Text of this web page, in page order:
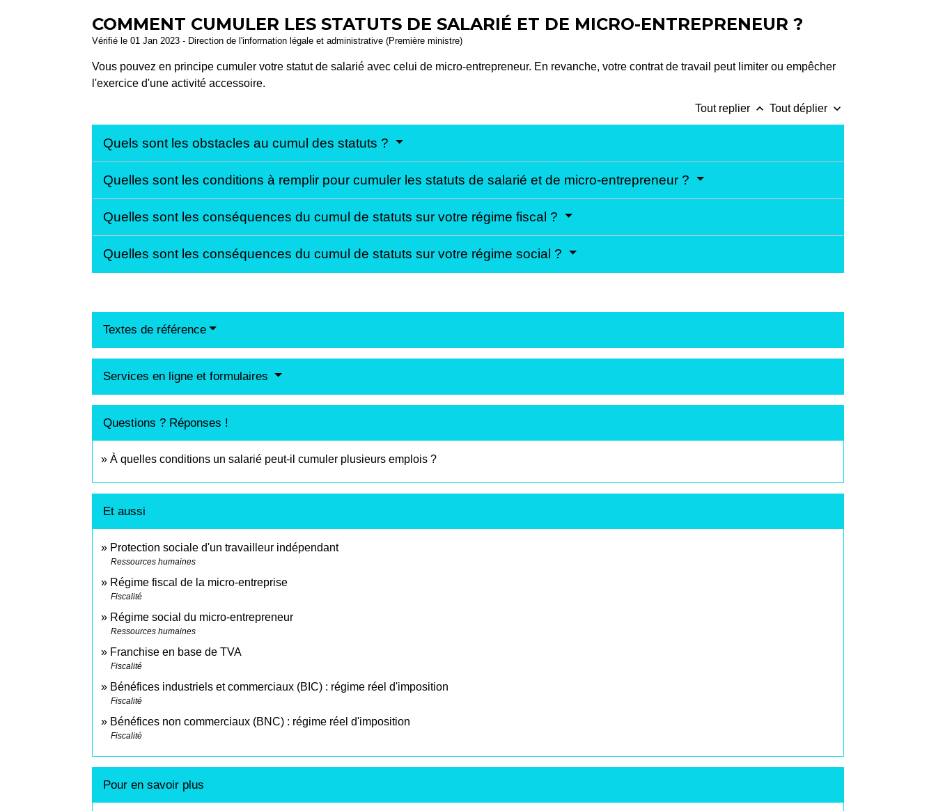
COMMENT CUMULER LES STATUTS DE SALARIÉ ET DE MICRO-ENTREPRENEUR ?
Vérifié le 01 Jan 2023 - Direction de l'information légale et administrative (Première ministre)
Vous pouvez en principe cumuler votre statut de salarié avec celui de micro-entrepreneur. En revanche, votre contrat de travail peut limiter ou empêcher
l'exercice d'une activité accessoire.
Tout replier keyboard_arrow_up Tout déplier keyboard_arrow_down
Quels sont les obstacles au cumul des statuts ?
Quelles sont les conditions à remplir pour cumuler les statuts de salarié et de micro-entrepreneur ?
Quelles sont les conséquences du cumul de statuts sur votre régime fiscal ?
Quelles sont les conséquences du cumul de statuts sur votre régime social ?
Textes de référence
Services en ligne et formulaires
Questions ? Réponses !
À quelles conditions un salarié peut-il cumuler plusieurs emplois ?
Et aussi
Protection sociale d'un travailleur indépendant
Ressources humaines
Régime fiscal de la micro-entreprise
Fiscalité
Régime social du micro-entrepreneur
Ressources humaines
Franchise en base de TVA
Fiscalité
Bénéfices industriels et commerciaux (BIC) : régime réel d'imposition
Fiscalité
Bénéfices non commerciaux (BNC) : régime réel d'imposition
Fiscalité
Pour en savoir plus